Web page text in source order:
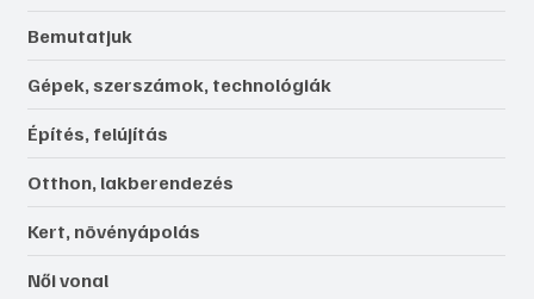
Bemutatjuk
Gépek, szerszámok, technológiák
Építés, felújítás
Otthon, lakberendezés
Kert, növényápolás
Női vonal